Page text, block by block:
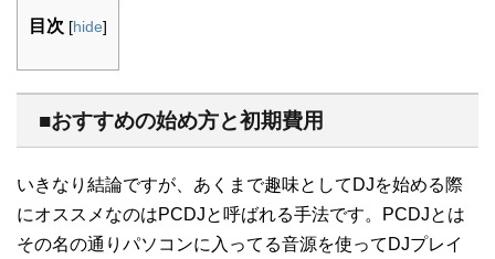
目次 [hide]
■おすすめの始め方と初期費用
いきなり結論ですが、あくまで趣味としてDJを始める際
にオススメなのはPCDJと呼ばれる手法です。PCDJとは
その名の通りパソコンに入ってる音源を使ってDJプレイ